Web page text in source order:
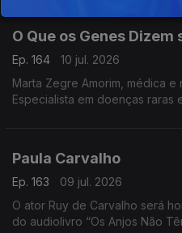
O Que os Genes Dizem
Ep. 164
10 jul. 2026
Marta Zegre Amorim, médica
Especialista em doenças raras
Paula Carvalho
Ep. 163
09 jul. 2026
O ator Ruy de Carvalho será
do audiolivro “Os Anjos Não